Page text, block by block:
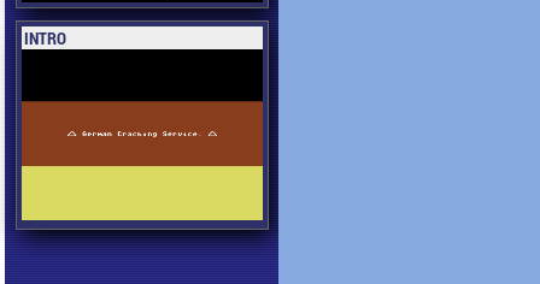
INTRO